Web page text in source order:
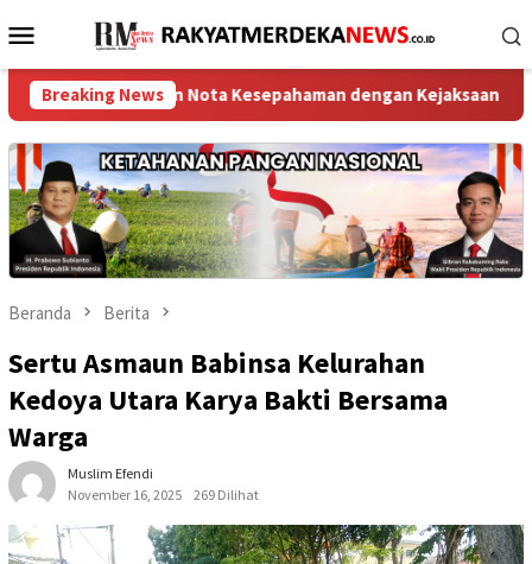
ke
Menu
Mobile
Breaking News
Nota Kesepahaman dengan Kejaksaan Negeri Jakarta
Beranda Berita
Sertu Asmaun Babinsa Kelurahan
Kedoya Utara Karya Bakti Bersama
Warga
Muslim Efendi
November 16, 2025
269 Dilihat